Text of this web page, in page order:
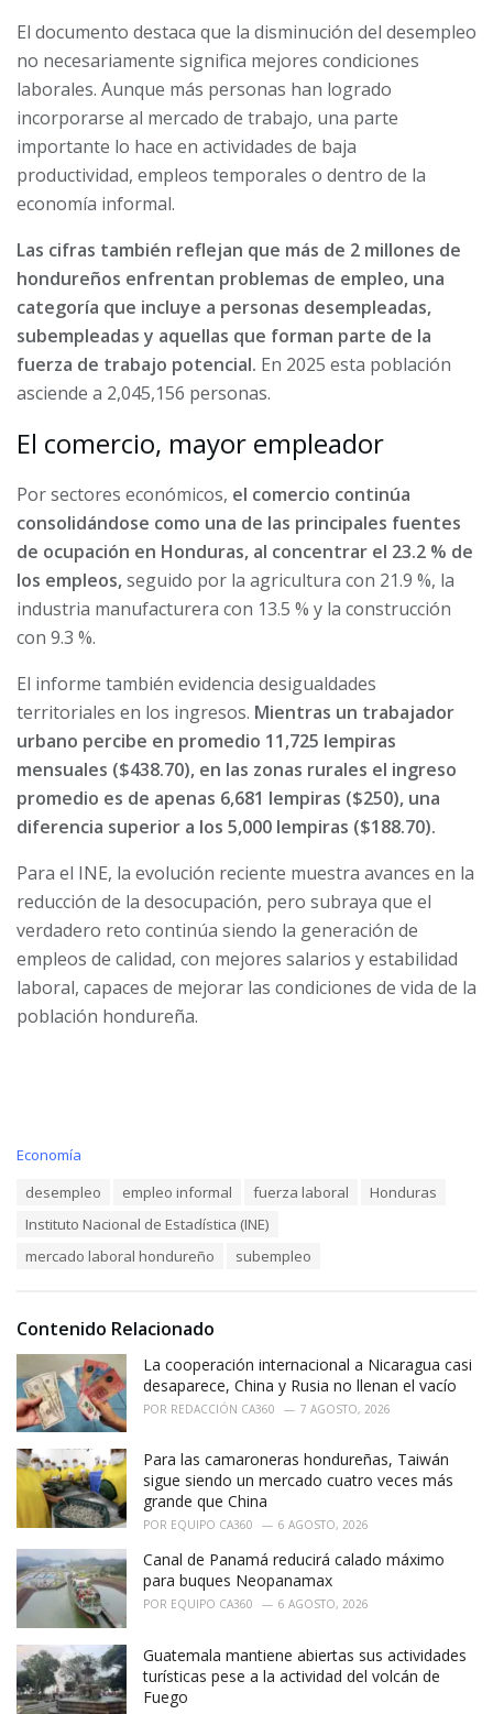
El documento destaca que la disminución del desempleo
no necesariamente significa mejores condiciones
laborales. Aunque más personas han logrado
incorporarse al mercado de trabajo, una parte
importante lo hace en actividades de baja
productividad, empleos temporales o dentro de la
economía informal.
Las cifras también reflejan que más de 2 millones de
hondureños enfrentan problemas de empleo, una
categoría que incluye a personas desempleadas,
subempleadas y aquellas que forman parte de la
fuerza de trabajo potencial. En 2025 esta población
asciende a 2,045,156 personas.
El comercio, mayor empleador
Por sectores económicos, el comercio continúa
consolidándose como una de las principales fuentes
de ocupación en Honduras, al concentrar el 23.2 % de
los empleos,seguido por la agricultura con 21.9 %, la
industria manufacturera con 13.5 % y la construcción
con 9.3 %.
El informe también evidencia desigualdades
territoriales en los ingresos. Mientras un trabajador
urbano percibe en promedio 11,725 lempiras
mensuales ($438.70), en las zonas rurales el ingreso
promedio es de apenas 6,681 lempiras ($250), una
diferencia superior a los 5,000 lempiras ($188.70).
Para el INE, la evolución reciente muestra avances en la
reducción de la desocupación, pero subraya que el
verdadero reto continúa siendo la generación de
empleos de calidad, con mejores salarios y estabilidad
laboral, capaces de mejorar las condiciones de vida de la
población hondureña.
C
s
:
Economía
desempleo empleo informal fuerza laboral
Honduras
Instituto Nacional de Estadística (INE)
mercado laboral hondureño
subempleo
Contenido Relacionado
La cooperación internacional a Nicaragua casi
desaparece, China y Rusia no llenan el vacío
POR REDACCIÓN CA360 7 AGOSTO, 2026
Para las camaroneras hondureñas, Taiwán
sigue siendo un mercado cuatro veces más
grande que China
POR EQUIPO CA360 6 AGOSTO, 2026
Canal de Panamá reducirá calado máximo
para buques Neopanamax
POR EQUIPO CA360 6 AGOSTO, 2026
Guatemala mantiene abiertas sus actividades
turísticas pese a la actividad del volcán de
Fuego